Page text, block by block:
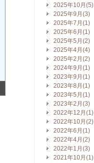
2025年10月(5)
2025年9月(3)
2025年7月(1)
2025年6月(1)
2025年5月(2)
2025年4月(4)
2025年2月(2)
2024年9月(1)
2023年9月(1)
2023年8月(1)
2023年5月(1)
2023年2月(3)
2022年12月(1)
2022年10月(2)
2022年6月(1)
2022年4月(2)
2022年1月(3)
2021年10月(1)